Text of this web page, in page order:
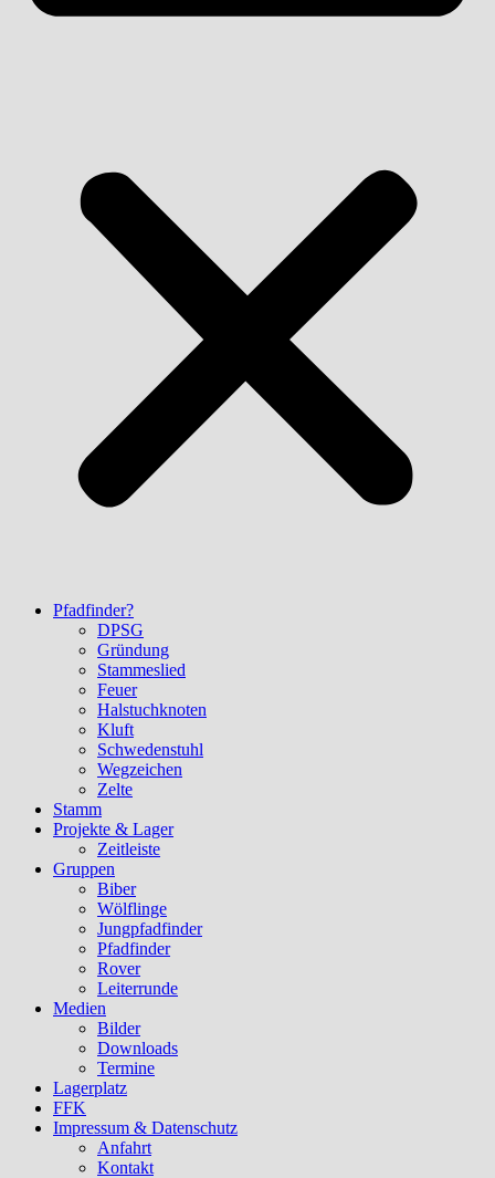
Pfadfinder?
DPSG
Gründung
Stammeslied
Feuer
Halstuchknoten
Kluft
Schwedenstuhl
Wegzeichen
Zelte
Stamm
Projekte & Lager
Zeitleiste
Gruppen
Biber
Wölflinge
Jungpfadfinder
Pfadfinder
Rover
Leiterrunde
Medien
Bilder
Downloads
Termine
Lagerplatz
FFK
Impressum & Datenschutz
Anfahrt
Kontakt